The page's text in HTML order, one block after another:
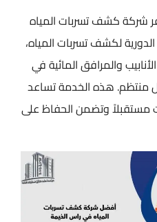
شركة كشف تسربات المياه
لكشف تسربات المياه،
والمرافق المائية في
منتظم. هذه الخدمة تساعد
مستقبلاً وتضمن الحفاظ على